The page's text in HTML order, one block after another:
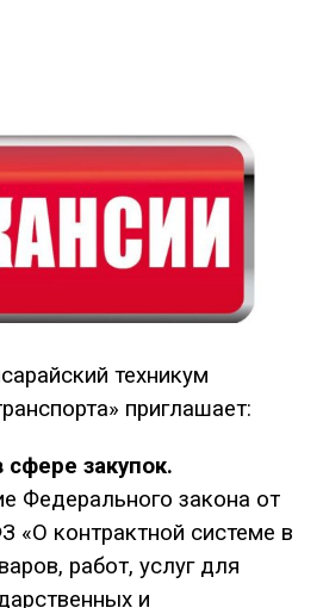
техникум
приглашает:
сфере закупок.
Федерального закона от
«О контрактной системе в
работ, услуг для
и